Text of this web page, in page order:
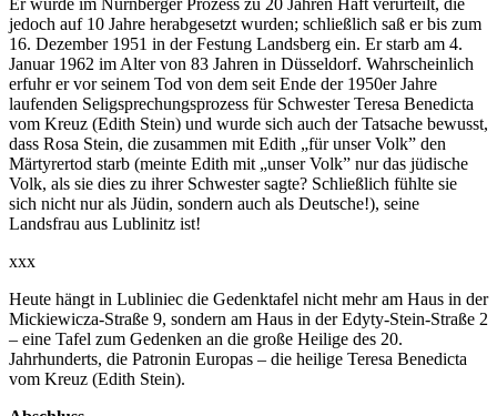
jedoch auf 10 Jahre herabgesetzt wurden; schließlich saß er bis zum
16. Dezember 1951 in der Festung Landsberg ein. Er starb am 4.
Januar 1962 im Alter von 83 Jahren in Düsseldorf. Wahrscheinlich
erfuhr er vor seinem Tod von dem seit Ende der 1950er Jahre
laufenden Seligsprechungsprozess für Schwester Teresa Benedicta
vom Kreuz (Edith Stein) und wurde sich auch der Tatsache bewusst,
dass Rosa Stein, die zusammen mit Edith „für unser Volk” den
Märtyrertod starb (meinte Edith mit „unser Volk” nur das jüdische
Volk, als sie dies zu ihrer Schwester sagte? Schließlich fühlte sie
sich nicht nur als Jüdin, sondern auch als Deutsche!), seine
Landsfrau aus Lublinitz ist!
xxx
Heute hängt in Lubliniec die Gedenktafel nicht mehr am Haus in der
Mickiewicza-Straße 9, sondern am Haus in der Edyty-Stein-Straße 2
– eine Tafel zum Gedenken an die große Heilige des 20.
Jahrhunderts, die Patronin Europas – die heilige Teresa Benedicta
vom Kreuz (Edith Stein).